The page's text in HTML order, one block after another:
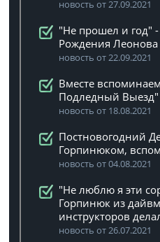
новость от 27.09.2021
"Не прошел и год"
Рождения Леонова
новость от 22.09.2021
Вместе
Подледный Выезд"
новость от 18.08.2021
Постновогодний
Горпинюком,
новость от 04.08.2021
"Не люблю я эти
Горпинюк из
инструкторов
новость от 26.07.2021